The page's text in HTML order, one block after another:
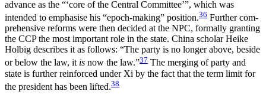
advance as the “‘core of the Central Committee’”, which was
intended to em­phasise his “epoch-making” position.36 Further com­
prehensive reforms were then decided at the NPC, formally granting
the CCP the most important role in the state. China scholar Heike
Holbig describes it as follows: “The party is no longer above, beside
or below the law, it is now the law.”37 The merging of party and
state is further reinforced under Xi by the fact that the term limit for
the president has been lifted.38